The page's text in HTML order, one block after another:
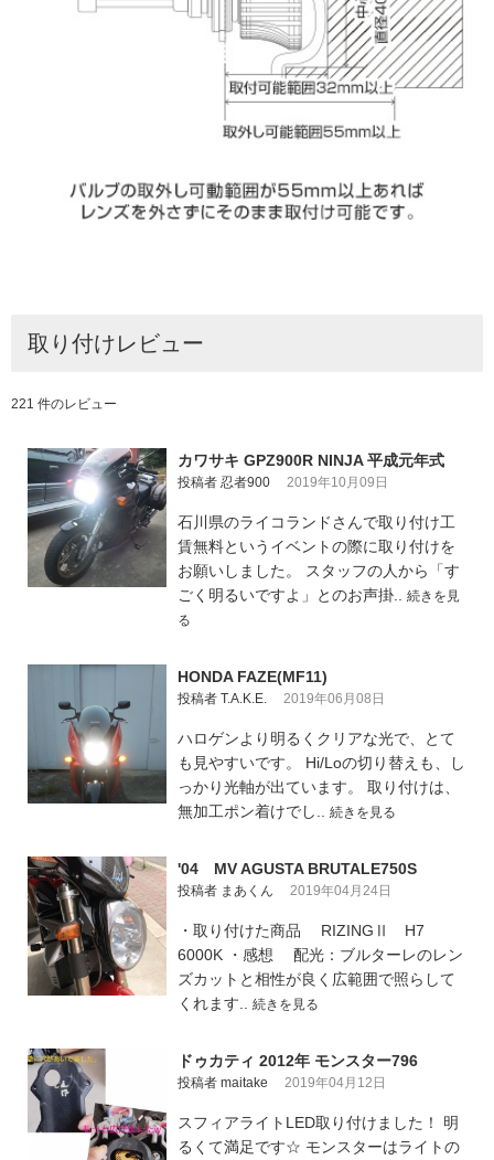
取り付けレビュー
221 件のレビュー
カワサキ GPZ900R NINJA 平成元年式
投稿者 忍者900 2019年10月09日
石川県のライコランドさんで取り付け工
賃無料というイベントの際に取り付けを
お願いしました。 スタッフの人から「す
ごく明るいですよ」とのお声掛.. 続きを見
る
HONDA FAZE(MF11)
投稿者 T.A.K.E. 2019年06月08日
ハロゲンより明るくクリアな光で、とて
も見やすいです。 Hi/Loの切り替えも、し
っかり光軸が出ています。 取り付けは、
無加工ポン着けでし.. 続きを見る
'04 MV AGUSTA BRUTALE750S
投稿者 まあくん 2019年04月24日
・取り付けた商品 RIZINGⅡ H7
6000K ・感想 配光：ブルターレのレン
ズカットと相性が良く広範囲で照らして
くれます.. 続きを見る
ドゥカティ 2012年 モンスター796
投稿者 maitake 2019年04月12日
スフィアライトLED取り付けました！ 明
るくて満足です☆ モンスターはライトの